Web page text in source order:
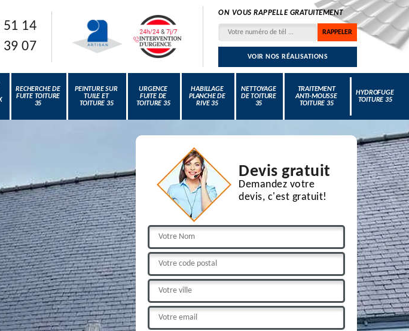
51 14
39 07
ON VOUS RAPPELLE GRATUITEMENT
VOIR NOS RÉALISATIONS
RECHERCHE DE
FUITE TOITURE
35
PEINTURE SUR
TUILE ET
TOITURE 35
URGENCE
FUITE DE
TOITURE 35
HABILLAGE
PLANCHE DE
RIVE 35
NETTOYAGE
DE TOITURE
35
TRAITEMENT
ANTI-MOUSSE
TOITURE 35
HYDROFUGE
TOITURE 35
Devis gratuit
Demandez votre
devis, c'est gratuit!